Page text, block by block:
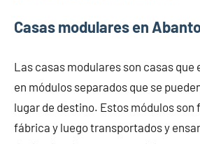
Casas modulares en
Las casas modulares son casas
en módulos separados que se
lugar de destino. Estos módulos son
fábrica y luego transportados y